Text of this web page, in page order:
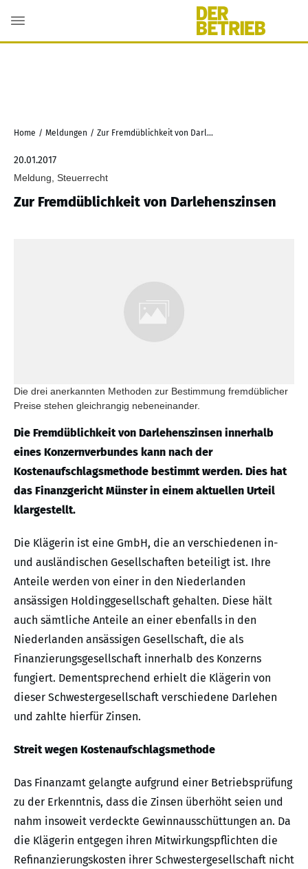
Home / Meldungen / Zur Fremdüblichkeit von Darlehenszinsen
20.01.2017
Meldung, Steuerrecht
Zur Fremdüblichkeit von Darlehenszinsen
Die drei anerkannten Methoden zur Bestimmung fremdüblicher
Preise stehen gleichrangig nebeneinander.
Die Fremdüblichkeit von Darlehenszinsen innerhalb
eines Konzernverbundes kann nach der
Kostenaufschlagsmethode bestimmt werden. Dies hat
das Finanzgericht Münster in einem aktuellen Urteil
klargestellt.
Die Klägerin ist eine GmbH, die an verschiedenen in-
und ausländischen Gesellschaften beteiligt ist. Ihre
Anteile werden von einer in den Niederlanden
ansässigen Holdinggesellschaft gehalten. Diese hält
auch sämtliche Anteile an einer ebenfalls in den
Niederlanden ansässigen Gesellschaft, die als
Finanzierungsgesellschaft innerhalb des Konzerns
fungiert. Dementsprechend erhielt die Klägerin von
dieser Schwestergesellschaft verschiedene Darlehen
und zahlte hierfür Zinsen.
Streit wegen Kostenaufschlagsmethode
Das Finanzamt gelangte aufgrund einer Betriebsprüfung
zu der Erkenntnis, dass die Zinsen überhöht seien und
nahm insoweit verdeckte Gewinnausschüttungen an. Da
die Klägerin entgegen ihren Mitwirkungspflichten die
Refinanzierungskosten ihrer Schwestergesellschaft nicht